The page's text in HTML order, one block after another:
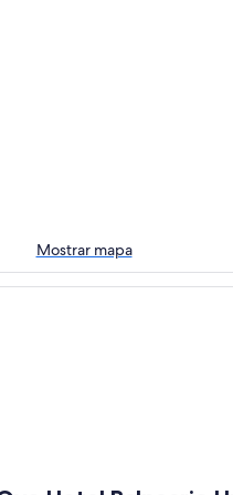
Mostrar mapa
Hotel Balneario Humeades